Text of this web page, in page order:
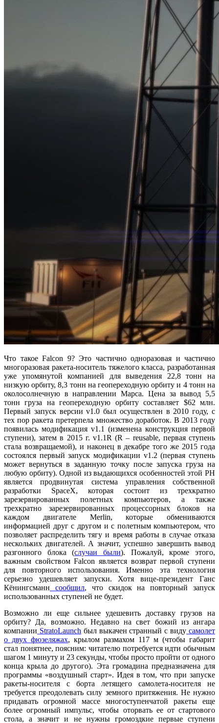
Что такое Falcon 9? Это частично одноразовая и частично
многоразовая ракета-носитель тяжелого класса, разработанная
уже упомянутой компанией для выведения 22,8 тонн на
низкую орбиту, 8,3 тонн на геопереходную орбиту и 4 тонн на
околосолнечную в направлении Марса. Цена за вывод 5,5
тонн груза на геопереходную орбиту составляет $62 млн.
Первый запуск версии v1.0 был осуществлен в 2010 году, с
тех пор ракета претерпела множество доработок. В 2013 году
появилась модификация v1.1 (изменена конструкция первой
ступени), затем в 2015 г. v1.1R (R – reusable, первая ступень
стала возвращаемой), и наконец в декабре того же 2015 года
состоялся первый запуск модификации v1.2 (первая ступень
может вернуться в заданную точку после запуска груза на
любую орбиту). Одной из выдающихся особенностей этой РН
является продвинутая система управления собственной
разработки SpaceX, которая состоит из трехкратно
зарезервированных полетных компьютеров, а также
трехкратно зарезервированных процессорных блоков на
каждом двигателе Merlin, которые обмениваются
информацией друг с другом и с полетным компьютером, что
позволяет распределить тягу и время работы в случае отказа
нескольких двигателей. А значит, успешно завершить вывод
разгонного блока (случаи были). Пожалуй, кроме этого,
важным свойством Falcon является возврат первой ступени
для повторного использования. Именно эта технология
серьезно удешевляет запуски. Хотя вице-президент Ганс
Кёнингсманн
сообщил, что скидок на повторный запуск
использованных ступеней не будет.
Возможно ли еще сильнее удешевить доставку грузов на
орбиту? Да, возможно. Недавно на свет божий из ангара
компании StratoLaunch был выкачен странный с виду самолет
о двух фюзеляжах, крылом размахом 117 м (чтобы габарит
стал понятнее, поясним: читателю потребуется идти обычным
шагом 1 минуту и 23 секунды, чтобы просто пройти от одного
конца крыла до другого). Эта громадина предназначена для
программы «воздушный старт». Идея в том, что при запуске
ракеты-носителя с борта летящего самолета-носителя не
требуется преодолевать силу земного притяжения. Не нужно
придавать огромной массе многоступенчатой ракеты еще
более огромный импульс, чтобы оторвать ее от стартового
стола, а значит и не нужны громоздкие первые ступени